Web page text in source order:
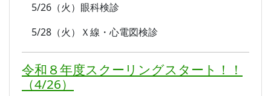
5/26（火）眼科検診
5/28（火）Ｘ線・心電図検診
令和８年度スクーリングスタート！！
（4/26）